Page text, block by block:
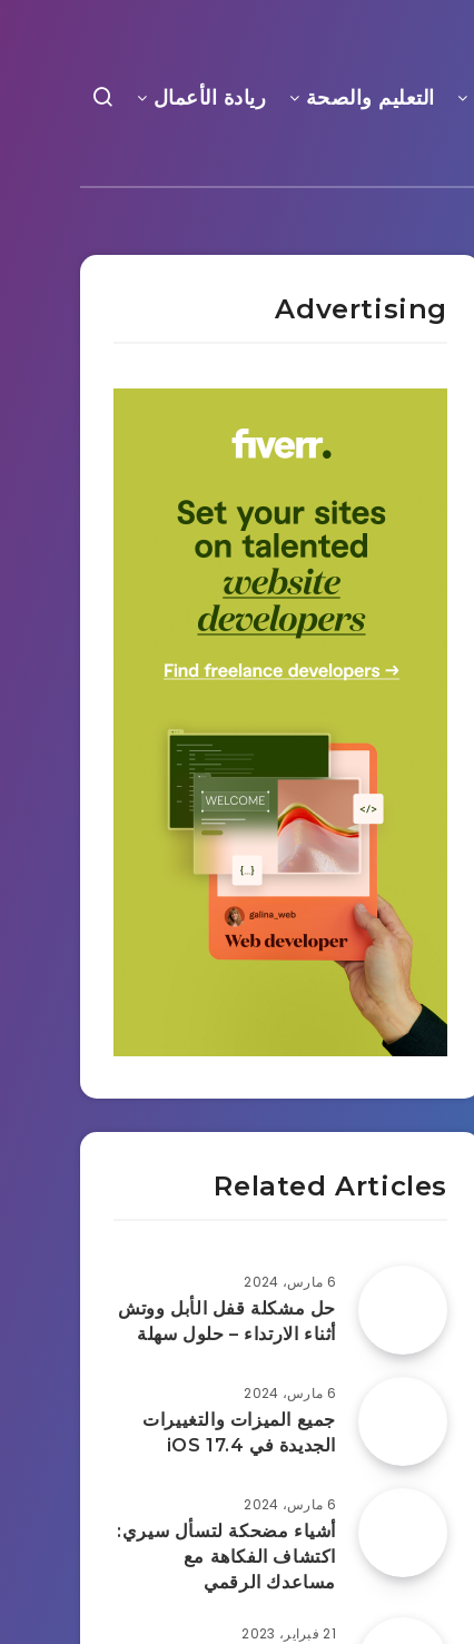
التعليم والصحة ريادة الأعمال
Advertising
Related Articles
6 مارس، 2024
حل مشكلة قفل الأبل ووتش
أثناء الارتداء – حلول سهلة
6 مارس، 2024
جميع الميزات والتغييرات
الجديدة في iOS 17.4
6 مارس، 2024
أشياء مضحكة لتسأل سيري:
اكتشاف الفكاهة مع
مساعدك الرقمي
21 فبراير، 2023